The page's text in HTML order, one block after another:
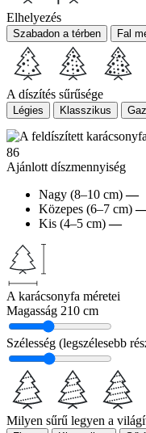
Elhelyezés
Szabadon a térben Fal
A díszítés sűrűsége
Légies Klasszikus
86
Ajánlott díszmennyiség
Nagy (8–10 cm) —
Közepes (6–7 cm)
Kis (4–5 cm) —
A karácsonyfa méretei
Magasság 210 cm
Szélesség (legszélesebb
Milyen sűrű legyen a